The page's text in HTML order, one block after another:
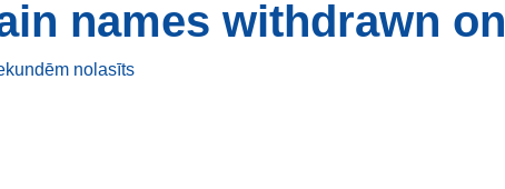
names withdrawn
nolasīts